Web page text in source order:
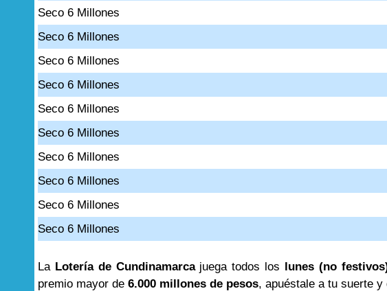
Seco 6 Millones
Seco 6 Millones
Seco 6 Millones
Seco 6 Millones
Seco 6 Millones
Seco 6 Millones
Seco 6 Millones
Seco 6 Millones
Seco 6 Millones
Seco 6 Millones
La Lotería de Cundinamarcajuega todos los lunes (no
premio mayor de 6.000 millones de pesos, apuéstale a tu suerte y